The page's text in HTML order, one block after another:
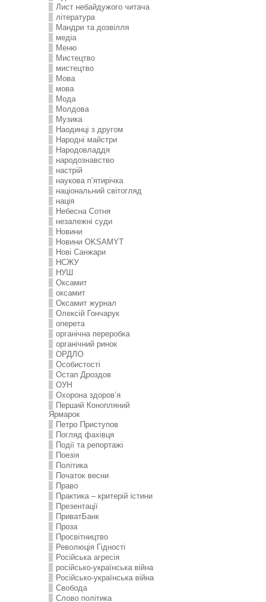
Лист небайдужого читача
література
Мандри та дозвілля
медіа
Меню
Мистецтво
мистецтво
Мова
мова
Мода
Молдова
Музика
Наодинці з другом
Народні майстри
Народовладдя
народознавство
настрій
наукова п’ятирічка
національний світогляд
нація
Небесна Сотня
незалежні суди
Новини
Новини OKSAMYT
Нові Санжари
НСЖУ
НУШ
Оксамит
оксамит
Оксамит журнал
Олексій Гончарук
оперета
органічна переробка
органічний ринок
ОРДЛО
Особистості
Остап Дроздов
ОУН
Охорона здоров’я
Перший Конопляний
Ярмарок
Петро Приступов
Погляд фахівця
Події та репортажі
Поезія
Політика
Початок весни
Право
Практика – критерій істини
Презентації
ПриватБанк
Проза
Просвітництво
Революція Гідності
Російська агресія
російсько-українська війна
Російсько-українська війна
Свобода
Слово політика